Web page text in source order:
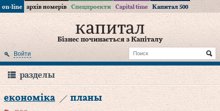
on-line архів номерів Спецпроекти Capital time Капитал 500
Бізнес починається з Капіталу
Войти
разделы
економіка планы